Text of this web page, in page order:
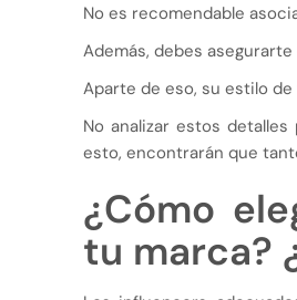
No es recomendable
Además, debes
Aparte de eso, su estilo
No analizar estos
esto, encontrarán que
¿Cómo
tu marca?